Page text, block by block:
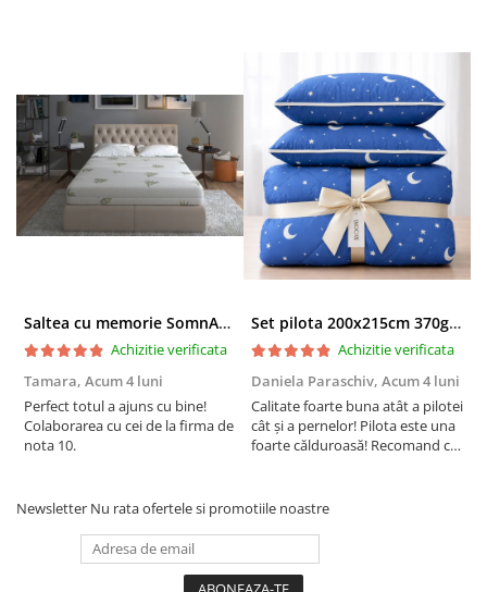
Saltea cu memorie SomnART XXL Memory Plus 160x190, înălțime 25cm, pentru persoane supraponderale, husă Aloe Vera detașabilă, rulată, fermitate mare
Achizitie verificata
Tamara, Acum 4 luni
Perfect totul a ajuns cu bine!
Colaborarea cu cei de la firma de
nota 10.
Set pilota 200x215cm 370g cu 2 perne 50x70,albastru- PLT36
Achizitie verificata
Daniela Paraschiv, Acum 4 luni
Calitate foarte buna atât a pilotei
cât și a pernelor! Pilota este una
foarte călduroasă! Recomand cu
Newsletter Nu rata ofertele si promotiile noastre